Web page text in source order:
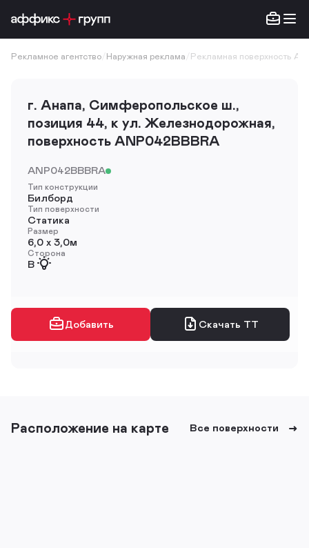
Рекламное агентство Наружная реклама Рекламная поверхность
г. Анапа, Симферопольское ш.,
позиция 44, к ул. Железнодорожная,
поверхность ANP042BBBRA
ANP042BBBRA
Тип конструкции
Билборд
Тип поверхности
Статика
Размер
6,0 х 3,0м
Сторона
B
Добавить Скачать ТТ
Расположение на карте Все поверхности